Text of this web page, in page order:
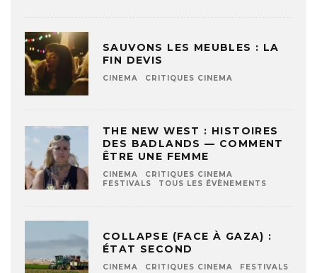
SAUVONS LES MEUBLES : LA
FIN DEVIS
CINEMA CRITIQUES CINEMA
THE NEW WEST : HISTOIRES
DES BADLANDS — COMMENT
ÊTRE UNE FEMME
CINEMA
CRITIQUES CINEMA
FESTIVALS
TOUS LES ÉVÈNEMENTS
COLLAPSE (FACE À GAZA) :
ÉTAT SECOND
CINEMA CRITIQUES CINEMA FESTIVALS